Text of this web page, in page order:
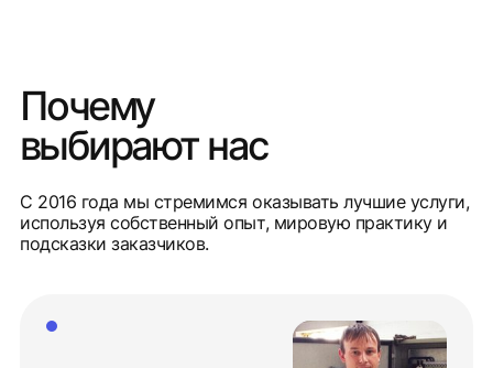
Почему
выбирают нас
С 2016 года мы стремимся оказывать лучшие услуги,
используя собственный опыт, мировую практику и
подсказки заказчиков.